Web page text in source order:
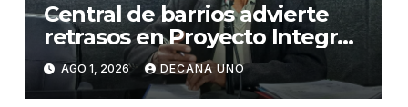
Central de barrios advierte
retrasos en Proyecto Integral
de Agua y Alcantarillado para
Juliaca
AGO 1, 2026 DECANA UNO